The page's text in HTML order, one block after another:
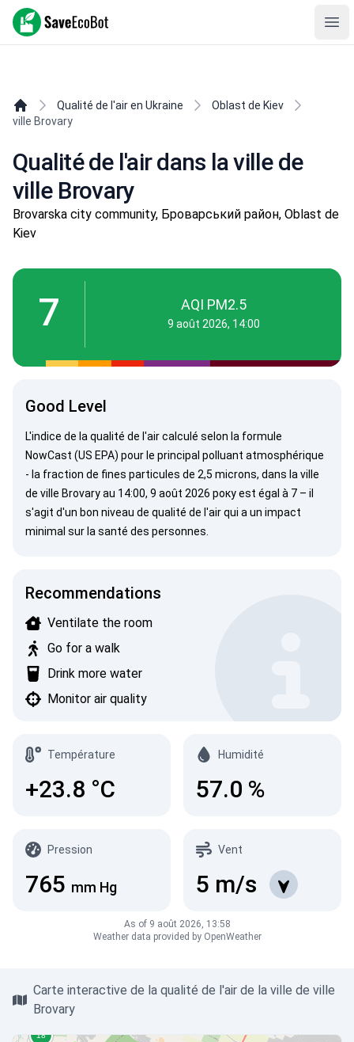
SaveEcoBot
Qualité de l'air en Ukraine
Oblast de Kiev
ville Brovary
Qualité de l'air dans la ville de
ville Brovary
Brovarska city community, Броварський район, Oblast de
Kiev
7 AQI PM2.5
9 août 2026, 14:00
Good Level
L'indice de la qualité de l'air calculé selon la formule
NowCast (US EPA) pour le principal polluant atmosphérique
- la fraction de fines particules de 2,5 microns, dans la ville
de ville Brovary au 14:00, 9 août 2026 року est égal à 7 – il
s'agit d'un bon niveau de qualité de l'air qui a un impact
minimal sur la santé des personnes.
Recommendations
Ventilate the room
Go for a walk
Drink more water
Monitor air quality
Température
+23.8 °C
Humidité
57.0 %
Pression
765 mm Hg
Vent
5 m/s
As of 9 août 2026, 13:58
Weather data provided by OpenWeather
Carte interactive de la qualité de l'air de la ville de ville
Brovary